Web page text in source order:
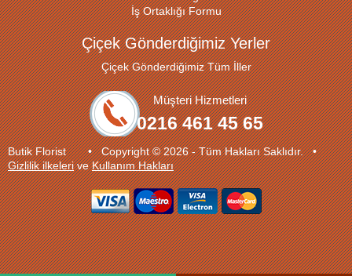
İş Ortaklığı Formu
Çiçek Gönderdiğimiz Yerler
Çiçek Gönderdiğimiz Tüm İller
Müşteri Hizmetleri
0216 461 45 65
Butik Florist • Copyright © 2026 - Tüm Hakları Saklıdır. •
Gizlilik ilkeleriveKullanım Hakları